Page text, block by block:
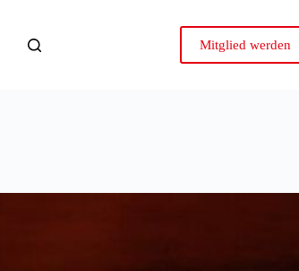
Mitglied werden